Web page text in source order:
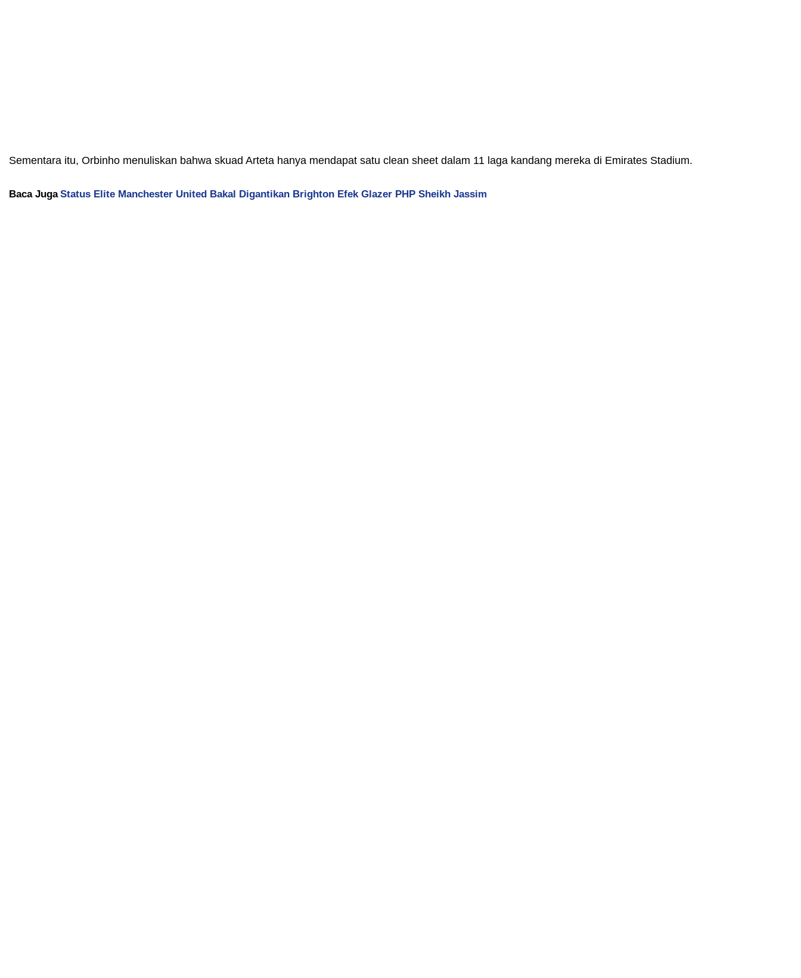
Sementara itu, Orbinho menuliskan bahwa skuad Arteta hanya mendapat satu clean sheet dalam 11 laga kandang mereka di Emirates Stadium.
Baca Juga Status Elite Manchester United Bakal Digantikan Brighton Efek Glazer PHP Sheikh Jassim